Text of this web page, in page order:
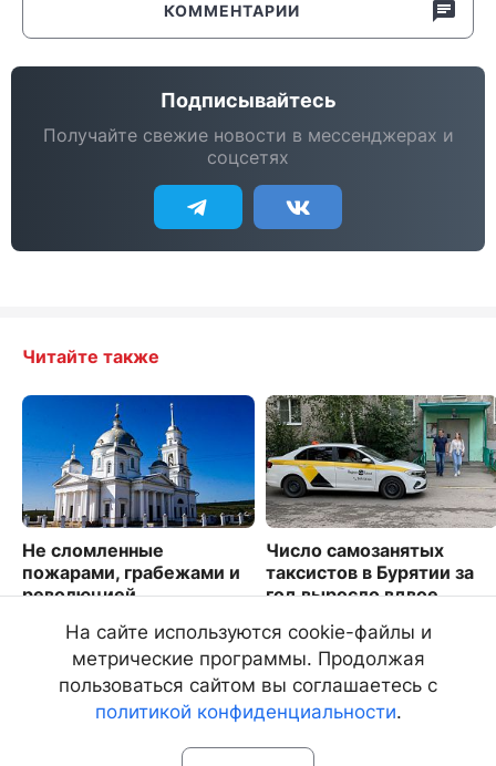
КОММЕНТАРИИ
Подписывайтесь
Получайте свежие новости в мессенджерах и
соцсетях
Читайте также
Не сломленные
пожарами, грабежами и
революцией
11585
Число самозанятых
таксистов в Бурятии за
год выросло вдвое
1174
На сайте используются cookie-файлы и
метрические программы. Продолжая
пользоваться сайтом вы соглашаетесь с
политикой конфиденциальности.